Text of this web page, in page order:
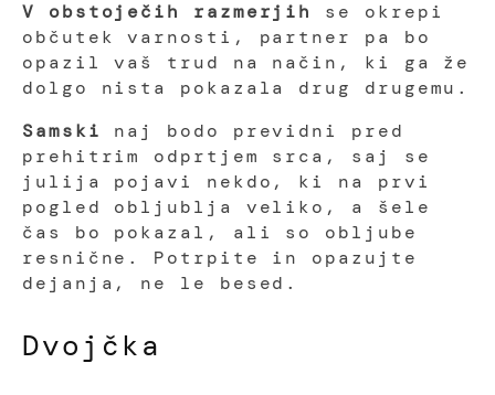
V obstoječih razmerjih
se okrepi
občutek varnosti, partner pa bo
opazil vaš trud na način, ki ga že
dolgo nista pokazala drug drugemu.
Samski
naj bodo previdni pred
prehitrim odprtjem srca, saj se
julija pojavi nekdo, ki na prvi
pogled obljublja veliko, a šele
čas bo pokazal, ali so obljube
resnične. Potrpite in opazujte
dejanja, ne le besed.
Dvojčka